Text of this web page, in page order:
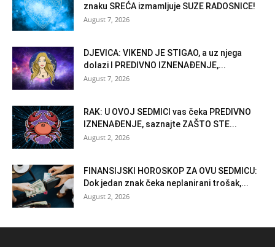
znaku SREĆA izmamljuje SUZE RADOSNICE!
August 7, 2026
DJEVICA: VIKEND JE STIGAO, a uz njega
dolazi I PREDIVNO IZNENAĐENJE,...
August 7, 2026
RAK: U OVOJ SEDMICI vas čeka PREDIVNO
IZNENAĐENJE, saznajte ZAŠTO STE...
August 2, 2026
FINANSIJSKI HOROSKOP ZA OVU SEDMICU:
Dok jedan znak čeka neplanirani trošak,...
August 2, 2026